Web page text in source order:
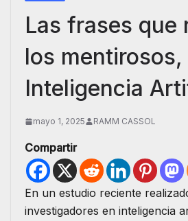
Las frases que
los mentirosos,
Inteligencia
mayo 1, 2025 RAMM CASSOL
Compartir
En un estudio reciente
investigadores en inteligencia